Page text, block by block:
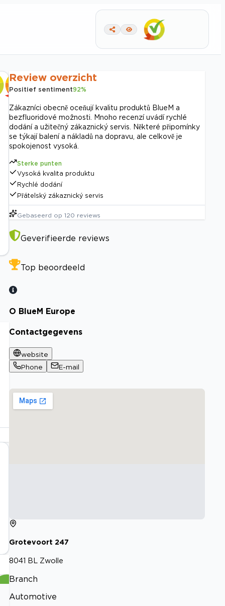
Review overzicht
Positief sentiment92%
Zákazníci obecně oceňují kvalitu produktů BlueM a
bezfluoridové možnosti. Mnoho recenzí uvádí rychlé
dodání a užitečný zákaznický servis. Některé připomínky
se týkají balení a nákladů na dopravu, ale celkově je
spokojenost vysoká.
Sterke punten
Vysoká kvalita produktu
Rychlé dodání
Přátelský zákaznický servis
Gebaseerd op 120 reviews
Geverifieerde reviews
Top beoordeeld
O BlueM Europe
Contactgegevens
website
Phone
E-mail
Grotevoort 247
8041 BL Zwolle
Branch
Automotive